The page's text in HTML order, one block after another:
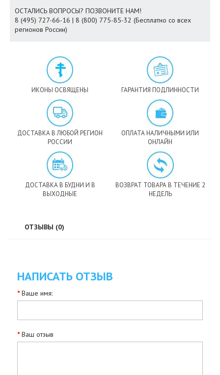
ОСТАЛИСЬ ВОПРОСЫ? ПОЗВОНИТЕ НАМ!
8 (495) 727-66-16 | 8 (800) 775-85-32 (Бесплатно со всех
регионов России)
ИКОНЫ ОСВЯЩЕНЫ ГАРАНТИЯ ПОДЛИННОСТИ
ДОСТАВКА В ЛЮБОЙ РЕГИОН
РОССИИ
ОПЛАТА НАЛИЧНЫМИ ИЛИ
ОНЛАЙН
ДОСТАВКА В БУДНИ И В
ВЫХОДНЫЕ
ВОЗВРАТ ТОВАРА В ТЕЧЕНИЕ 2
НЕДЕЛЬ
ОТЗЫВЫ (0)
НАПИСАТЬ ОТЗЫВ
Ваше имя:
Ваш отзыв